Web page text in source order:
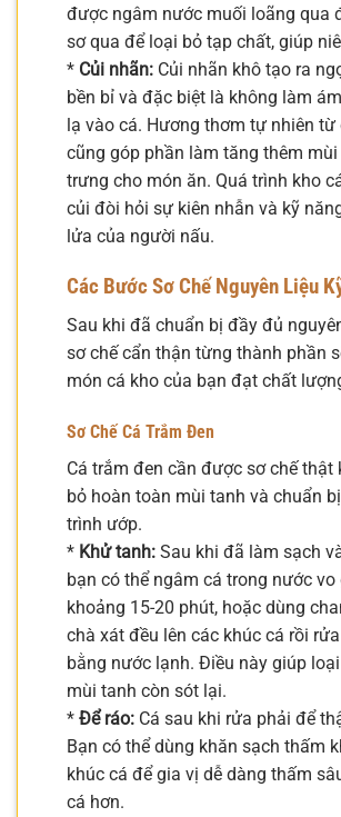
được ngâm nước muối loãng qua
sơ qua để loại bỏ tạp chất, giúp
* Củi nhãn: Củi nhãn khô tạo ra
bền bỉ và đặc biệt là không làm
lạ vào cá. Hương thơm tự nhiên từ
cũng góp phần làm tăng thêm
trưng cho món ăn. Quá trình kho
củi đòi hỏi sự kiên nhẫn và kỹ
lửa của người nấu.
Các Bước Sơ Chế Nguyên Liệu
Sau khi đã chuẩn bị đầy đủ
sơ chế cẩn thận từng thành phần
món cá kho của bạn đạt chất
Sơ Chế Cá Trắm Đen
Cá trắm đen cần được sơ chế thật
bỏ hoàn toàn mùi tanh và chuẩn
trình ướp.
* Khử tanh: Sau khi đã làm sạch
bạn có thể ngâm cá trong nước vo
khoảng 15-20 phút, hoặc dùng
chà xát đều lên các khúc cá rồi
bằng nước lạnh. Điều này giúp
mùi tanh còn sót lại.
* Để ráo: Cá sau khi rửa phải để
Bạn có thể dùng khăn sạch thấm
khúc cá để gia vị dễ dàng thấm
cá hơn.